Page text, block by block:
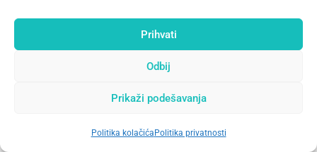
Prihvati
Odbij
Prikaži podešavanja
Politika kolačića Politika privatnosti